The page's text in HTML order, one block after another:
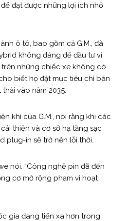
đạt được những lợi ích nhỏ
ô tô, bao gồm cả G.M., đã
không đáng để đầu tư vì
những chiếc xe không có
biết họ đặt mục tiêu chỉ bán
vào năm 2035.
khí của G.M., nói rằng khi các
thiện và cơ sở hạ tầng sạc
plug-in sẽ trở nên lỗi thời.
nói. “Công nghệ pin đã đến
cơ mở rộng phạm vi hoạt
gia đang tiến xa hơn trong